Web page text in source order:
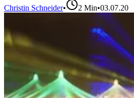
Christin Schneider• 2 Min•03.07.20